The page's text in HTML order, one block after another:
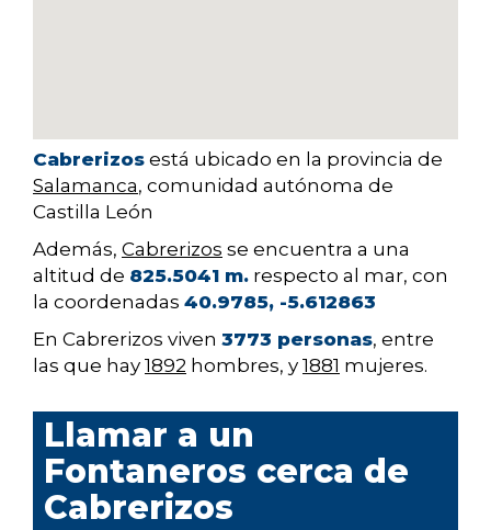
Cabrerizos está ubicado en la provincia de
Salamanca, comunidad autónoma de
Castilla León
Además, Cabrerizos se encuentra a una
altitud de 825.5041 m. respecto al mar, con
la coordenadas 40.9785, -5.612863
En Cabrerizos viven 3773 personas, entre
las que hay 1892 hombres, y 1881 mujeres.
Llamar a un
Fontaneros cerca de
Cabrerizos